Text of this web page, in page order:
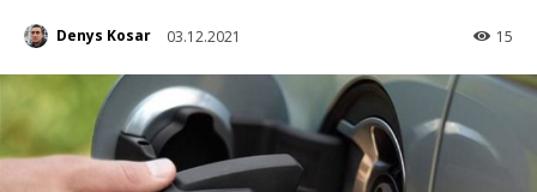
Denys Kosar 03.12.2021 15